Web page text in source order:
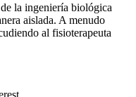
la ingeniería biológica
aislada. A menudo
al fisioterapeuta